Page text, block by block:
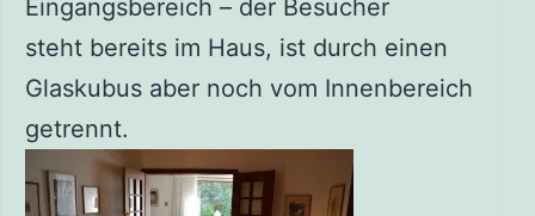
Eingangsbereich – der Besucher
steht bereits im Haus, ist durch einen
Glaskubus aber noch vom Innenbereich
getrennt.